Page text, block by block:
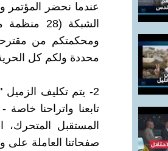
عندما نحضر
ومحكمتكم من
محددة ولكم كل
2- يتم تكليف
تابعنا واتراحنا
صفحاتنا العاملة على